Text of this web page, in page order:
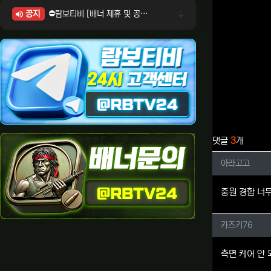
댓글 3개
아라고
아라고고
중원 경합 너
카즈키
카즈키76
측면 케어 안
공지
⛔람보티비 [배너 제휴 및 공식 입점 문의 안내]
⛔람보티비 [정회원 등급UP! 안내사항]
⛔람보티비 [채팅방 이용시 주의사항]
⛔람보티비 [공식보증업체 안내]